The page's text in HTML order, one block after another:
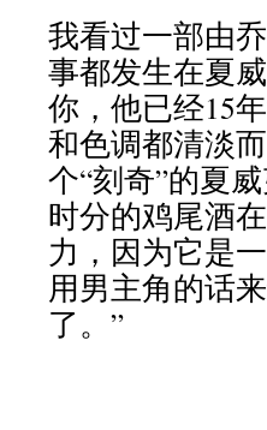
我看过一部由
事都发生在夏
你，他已经15
和色调都清淡
个“刻奇”的夏
时分的鸡尾酒
力，因为它是
用男主角的话
了。”